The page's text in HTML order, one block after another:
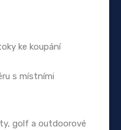
ke koupání
s místními
golf a outdoorové